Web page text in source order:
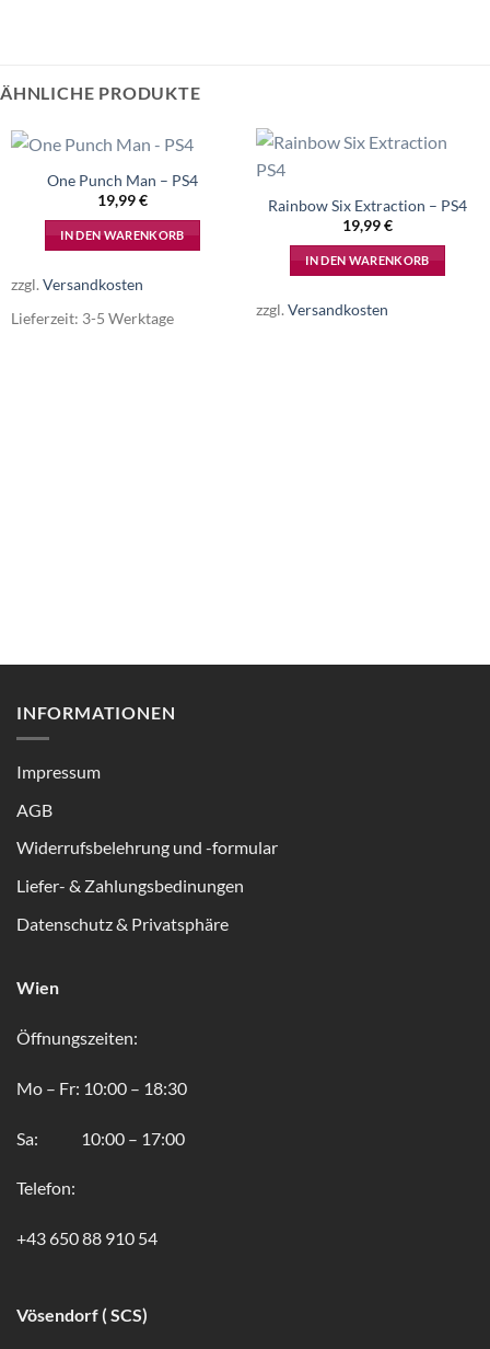
ÄHNLICHE PRODUKTE
One Punch Man – PS4
19,99€
IN DEN WARENKORB
zzgl. Versandkosten
Lieferzeit: 3-5 Werktage
Rainbow Six Extraction – PS4
19,99€
IN DEN WARENKORB
zzgl. Versandkosten
INFORMATIONEN
Impressum
AGB
Widerrufsbelehrung und -formular
Liefer- & Zahlungsbedinungen
Datenschutz & Privatsphäre
Wien
Öffnungszeiten:
Mo – Fr: 10:00 – 18:30
Sa: 10:00 – 17:00
Telefon:
+43 650 88 910 54
Vösendorf ( SCS)